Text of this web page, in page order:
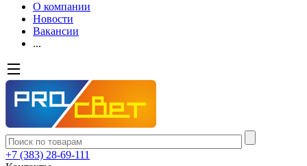
О компании
Новости
Вакансии
...
+7 (383) 28-69-111